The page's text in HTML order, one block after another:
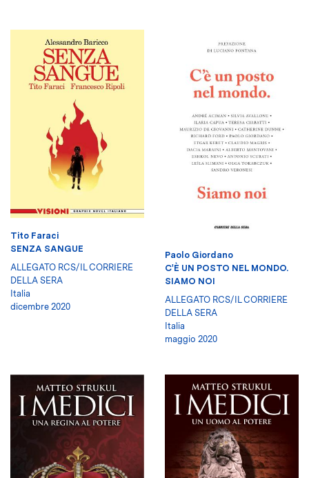
Tito Faraci
SENZA SANGUE
ALLEGATO RCS/IL CORRIERE
DELLA SERA
Italia
dicembre 2020
Paolo Giordano
C'È UN POSTO NEL MONDO.
SIAMO NOI
ALLEGATO RCS/IL CORRIERE
DELLA SERA
Italia
maggio 2020